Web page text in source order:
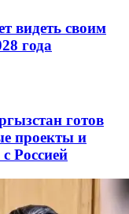
видеть своим
года
готов
проекты и
Россией